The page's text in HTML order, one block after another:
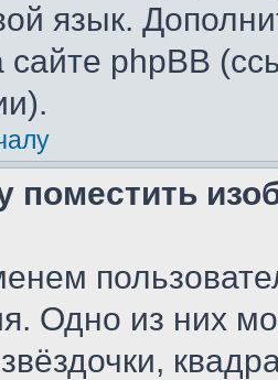
язык.
сайте phpBB
поместить
Одно из них